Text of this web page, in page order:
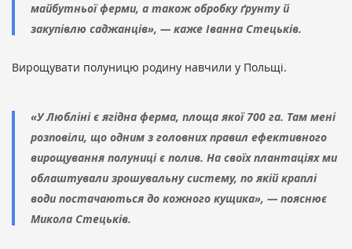
майбутньої ферми, а також обробку ґрунту й
закупівлю саджанців», — каже Іванна Стецьків.
Вирощувати полуницю родину навчили у Польщі.
«У Любліні є ягідна ферма, площа якої 700 га. Там мені
розповіли, що одним з головних правил ефективного
вирощування полуниці є полив. На своїх плантаціях ми
облаштували зрошувальну систему, по якій краплі
води постачаються до кожного кущика», — пояснює
Микола Стецьків.